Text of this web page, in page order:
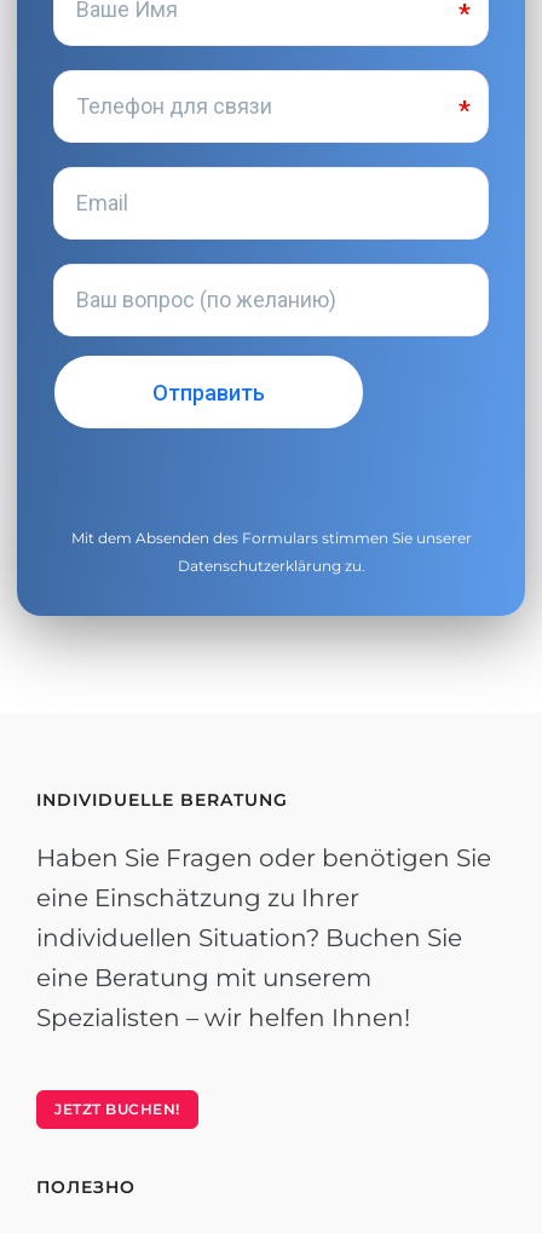
Mit dem Absenden des Formulars stimmen Sie unserer
Datenschutzerklärung zu.
INDIVIDUELLE BERATUNG
Haben Sie Fragen oder benötigen Sie
eine Einschätzung zu Ihrer
individuellen Situation? Buchen Sie
eine Beratung mit unserem
Spezialisten – wir helfen Ihnen!
JETZT BUCHEN!
ПОЛЕЗНО